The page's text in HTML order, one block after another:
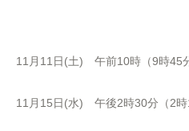
11月11日(土) 午前10時（9時45
11月15日(水) 午後2時30分（2時